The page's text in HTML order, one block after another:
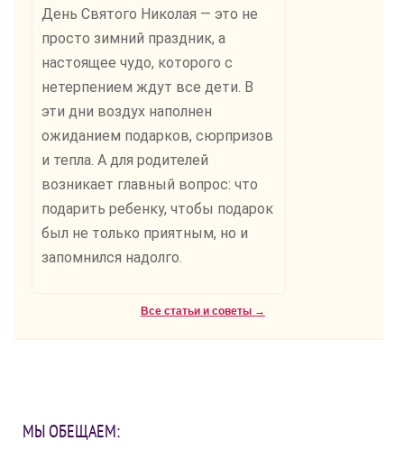
День Святого Николая — это не
просто зимний праздник, а
настоящее чудо, которого с
нетерпением ждут все дети. В
эти дни воздух наполнен
ожиданием подарков, сюрпризов
и тепла. А для родителей
возникает главный вопрос: что
подарить ребенку, чтобы подарок
был не только приятным, но и
запомнился надолго.
Все статьи и советы →
МЫ ОБЕЩАЕМ: